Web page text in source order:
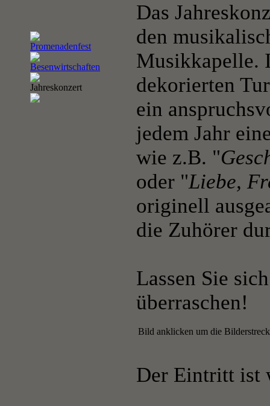
Promenadenfest
Besenwirtschaften
Jahreskonzert
Das
den
Musikkapelle.
dekorierten
ein
jedem Jahr
wie z.B. "
oder "Liebe,
originell
die Zuhörer
Lassen Sie
überraschen!
Bild anklicken um die
Der Eintritt ist